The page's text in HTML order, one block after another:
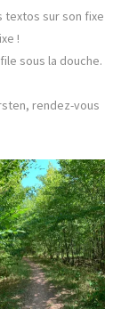
textos sur son fixe
!
sous la douche.
rendez-vous